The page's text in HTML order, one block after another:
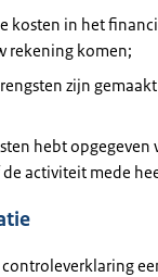
kosten in het
rekening komen;
zijn
hebt opgegeven
activiteit mede